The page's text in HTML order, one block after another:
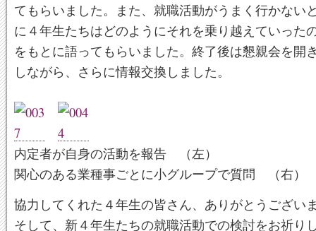
てもらいました。また、就職活動がうまく行かない
に４年生たちはどのようにそれを乗り越えていった
をもとに語ってもらいました。終了後は懇親会を開
しながら、さらに情報交換しました。
内定者が自身の活動を報告 （左）
関心のある業種事ごとに小グループで質問 （右）
協力してくれた４年生の皆さん、ありがとうござい
そして、新４年生たちの就職活動での検討をお祈り